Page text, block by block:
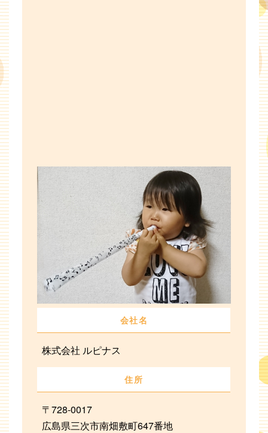
会社名
株式会社 ルピナス
住所
〒728-0017
広島県三次市南畑敷町647番地